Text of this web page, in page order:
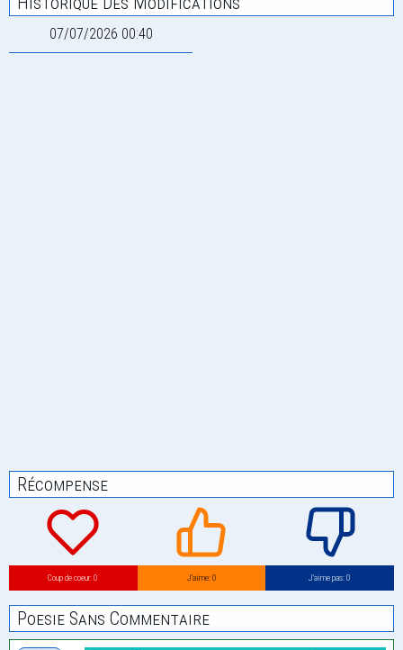
07/07/2026 00:40
Récompense
Coup de coeur: 0 J’aime: 0 J’aime pas: 0
Poesie Sans Commentaire